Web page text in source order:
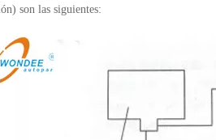
son las siguientes: